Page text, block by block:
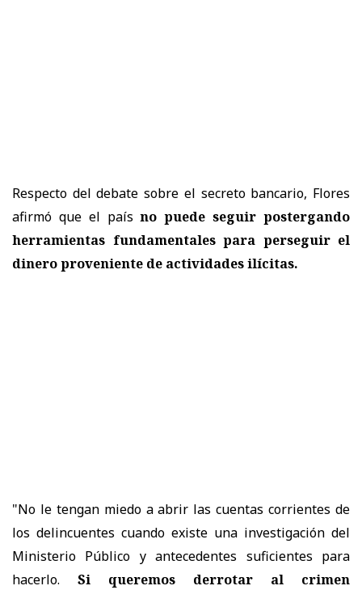
Respecto del debate sobre el secreto bancario, Flores
afirmó que el paísno puede seguir postergando
herramientas fundamentales para perseguir el
dinero proveniente de actividades ilícitas.
"No le tengan miedo a abrir las cuentas corrientes de
los delincuentes cuando existe una investigación del
Ministerio Público y antecedentes suficientes para
hacerlo. Si queremos derrotar al crimen